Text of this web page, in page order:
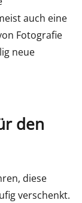
auch eine
Fotografie
neue
den
diese
verschenkt.